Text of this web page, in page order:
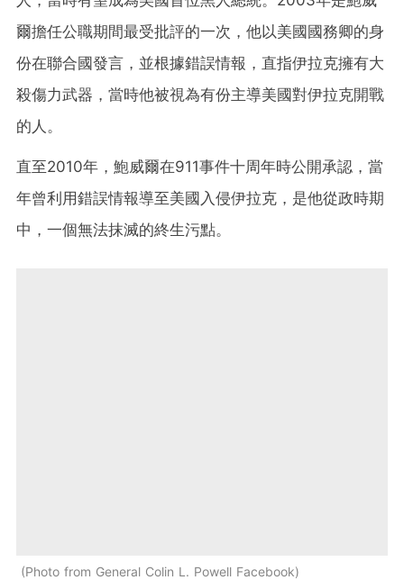
爾擔任公職期間最受批評的一次，他以美國國務卿的身
份在聯合國發言，並根據錯誤情報，直指伊拉克擁有大
殺傷力武器，當時他被視為有份主導美國對伊拉克開戰
的人。
直至2010年，鮑威爾在911事件十周年時公開承認，當
年曾利用錯誤情報導至美國入侵伊拉克，是他從政時期
中，一個無法抹滅的終生污點。
Photo from General Colin L. Powell Facebook